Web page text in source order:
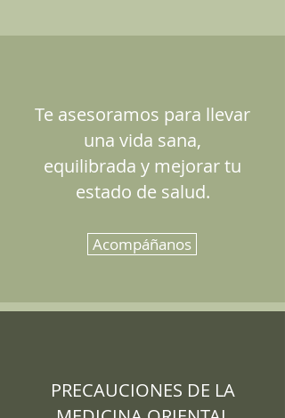
Te asesoramos para llevar
una vida sana,
equilibrada y mejorar tu
estado de salud.
Acompáñanos
PRECAUCIONES DE LA